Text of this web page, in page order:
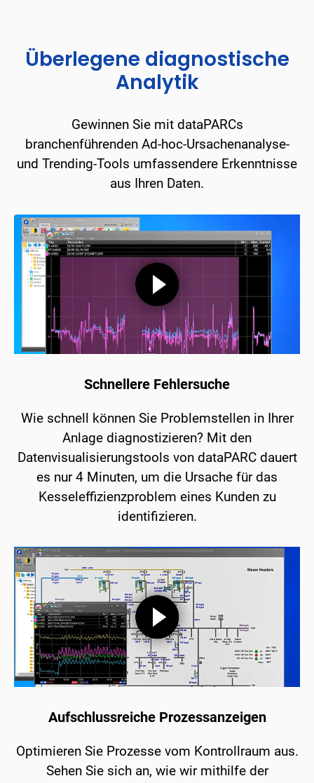
Überlegene diagnostische
Analytik
Gewinnen Sie mit dataPARCs
branchenführenden Ad-hoc-Ursachenanalyse-
und Trending-Tools umfassendere Erkenntnisse
aus Ihren Daten.
Schnellere Fehlersuche
Wie schnell können Sie Problemstellen in Ihrer
Anlage diagnostizieren? Mit den
Datenvisualisierungstools von dataPARC dauert
es nur 4 Minuten, um die Ursache für das
Kesseleffizienzproblem eines Kunden zu
identifizieren.
Aufschlussreiche Prozessanzeigen
Optimieren Sie Prozesse vom Kontrollraum aus.
Sehen Sie sich an, wie wir mithilfe der